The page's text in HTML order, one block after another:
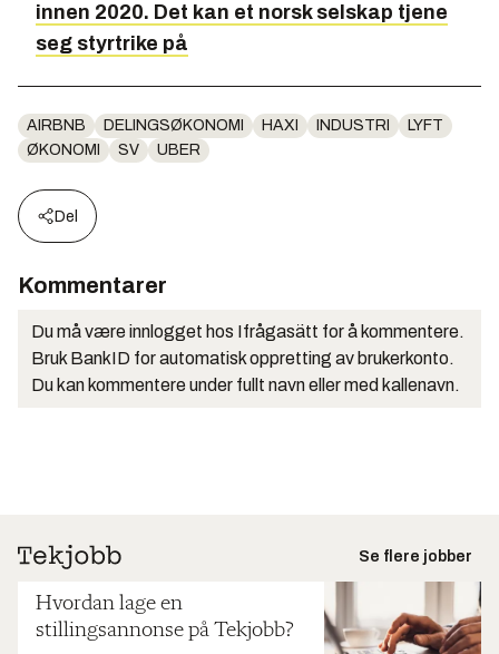
innen 2020. Det kan et norsk selskap tjene
seg styrtrike på
AIRBNB DELINGSØKONOMI HAXI INDUSTRI
LYFT
ØKONOMI
SV UBER
Del
Kommentarer
Du må være innlogget hos Ifrågasätt for å kommentere.
Bruk BankID for automatisk oppretting av brukerkonto.
Du kan kommentere under fullt navn eller med kallenavn.
Se flere jobber
Hvordan lage en
stillingsannonse på Tekjobb?